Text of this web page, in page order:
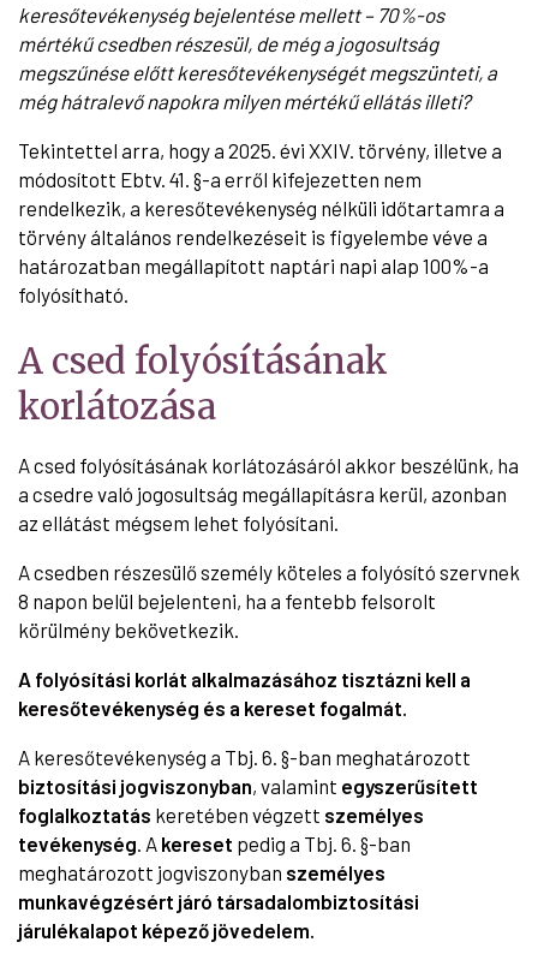
keresőtevékenység bejelentése mellett – 70%-os
mértékű csedben részesül, de még a jogosultság
megszűnése előtt keresőtevékenységét megszünteti, a
még hátralevő napokra milyen mértékű ellátás illeti?
Tekintettel arra, hogy a 2025. évi XXIV. törvény, illetve a
módosított Ebtv. 41. §-a erről kifejezetten nem
rendelkezik, a keresőtevékenység nélküli időtartamra a
törvény általános rendelkezéseit is figyelembe véve a
határozatban megállapított naptári napi alap 100%-a
folyósítható.
A csed folyósításának
korlátozása
A csed folyósításának korlátozásáról akkor beszélünk, ha
a csedre való jogosultság megállapításra kerül, azonban
az ellátást mégsem lehet folyósítani.
A csedben részesülő személy köteles a folyósító szervnek
8 napon belül bejelenteni, ha a fentebb felsorolt
körülmény bekövetkezik.
A folyósítási korlát alkalmazásához tisztázni kell a
keresőtevékenység és a kereset fogalmát.
A keresőtevékenység a Tbj. 6. §-ban meghatározott
biztosítási jogviszonyban, valamint egyszerűsített
foglalkoztatás keretében végzett személyes
tevékenység . A kereset pedig a Tbj. 6. §-ban
meghatározott jogviszonyban személyes
munkavégzésért járó társadalombiztosítási
járulékalapot képező jövedelem.